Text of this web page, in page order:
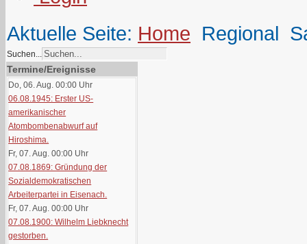
Aktuelle Seite: Home Regional
Suchen...
Termine/Ereignisse
Do, 06. Aug. 00:00 Uhr
06.08.1945: Erster US-
amerikanischer
Atombombenabwurf auf
Hiroshima.
Fr, 07. Aug. 00:00 Uhr
07.08.1869: Gründung der
Sozialdemokratischen
Arbeiterpartei in Eisenach.
Fr, 07. Aug. 00:00 Uhr
07.08.1900: Wilhelm Liebknecht
gestorben.